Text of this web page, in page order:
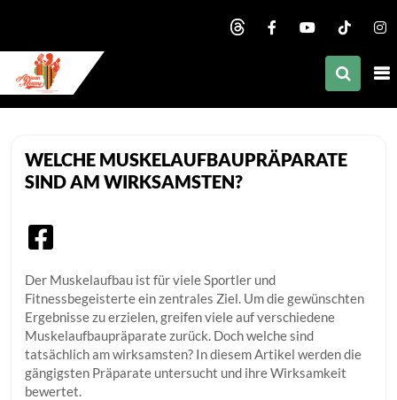
child menu
child menu
child menu
child menu
child menu
child menu
WELCHE MUSKELAUFBAUPRÄPARATE
SIND AM WIRKSAMSTEN?
Der Muskelaufbau ist für viele Sportler und
Fitnessbegeisterte ein zentrales Ziel. Um die gewünschten
Ergebnisse zu erzielen, greifen viele auf verschiedene
Muskelaufbaupräparate zurück. Doch welche sind
tatsächlich am wirksamsten? In diesem Artikel werden die
gängigsten Präparate untersucht und ihre Wirksamkeit
bewertet.